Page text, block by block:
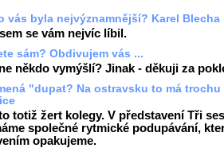
vás byla nejvýznamnější? Karel Blecha
se vám nejvíc líbil.
sám? Obdivujem vás ...
někdo vymýšlí? Jinak - děkuji za
"dupat? Na ostravsku to má trochu
totiž žert kolegy. V představení Tři
společné rytmické podupávání,
opakujeme.